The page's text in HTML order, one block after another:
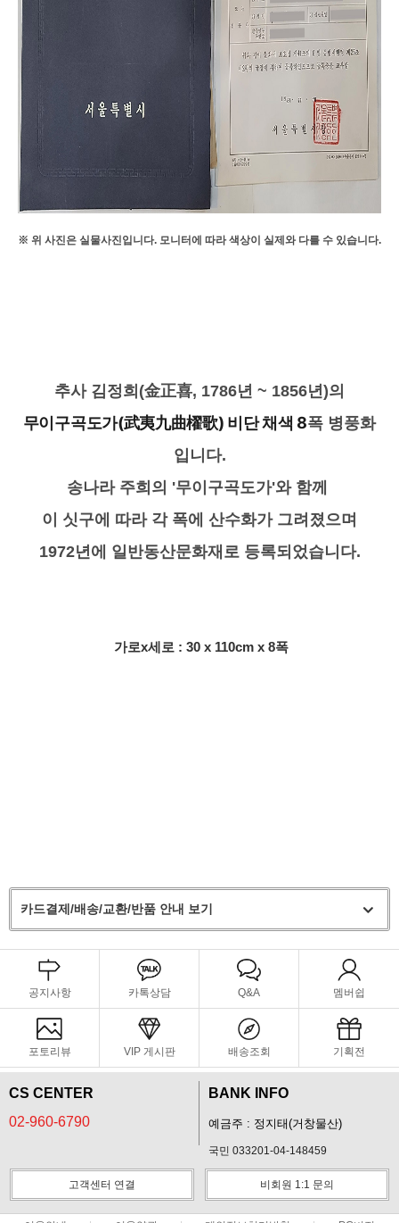
※ 위 사진은 실물사진입니다. 모니터에 따라 색상이 실제와 다를 수 있습니다.
추사 김정희(金正喜, 1786년 ~ 1856년)의
무이구곡도가(武夷九曲櫂歌) 비단 채색 8폭 병풍화
입니다.
송나라 주희의 '무이구곡도가'와 함께
이 싯구에 따라 각 폭에 산수화가 그려졌으며
1972년에 일반동산문화재 로 등록되었습니다.
가로x세로 : 30 x 110cm x 8폭
카드결제/배송/교환/반품 안내 보기
공지사항 카톡상담 Q&A 멤버쉽
포토리뷰 VIP 게시판 배송조회 기획전
CS CENTER
02-960-6790
BANK INFO
예금주 : 정지태(거창물산)
국민 033201-04-148459
고객센터 연결 비회원 1:1 문의